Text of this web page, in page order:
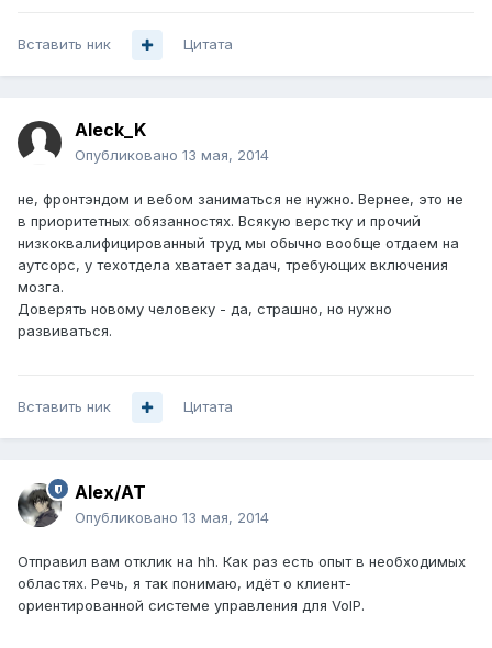
Вставить ник Цитата
Aleck_K
Опубликовано 13 мая, 2014
не, фронтэндом и вебом заниматься не нужно. Вернее, это не
в приоритетных обязанностях. Всякую верстку и прочий
низкоквалифицированный труд мы обычно вообще отдаем на
аутсорс, у техотдела хватает задач, требующих включения
мозга.
Доверять новому человеку - да, страшно, но нужно
развиваться.
Вставить ник Цитата
Alex/AT
Опубликовано 13 мая, 2014
Отправил вам отклик на hh. Как раз есть опыт в необходимых
областях. Речь, я так понимаю, идёт о клиент-
ориентированной системе управления для VoIP.